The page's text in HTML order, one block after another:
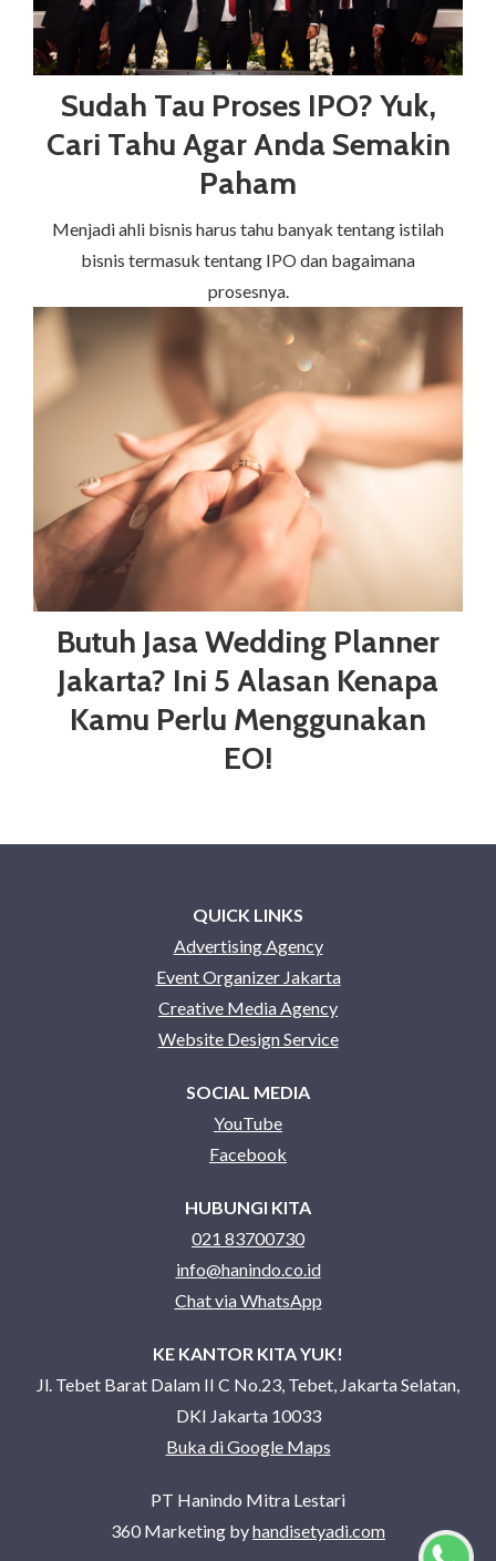
Sudah Tau Proses IPO? Yuk,
Cari Tahu Agar Anda Semakin
Paham
Menjadi ahli bisnis harus tahu banyak tentang istilah
bisnis termasuk tentang IPO dan bagaimana
prosesnya.
Butuh Jasa Wedding Planner
Jakarta? Ini 5 Alasan Kenapa
Kamu Perlu Menggunakan
EO!
QUICK LINKS
Advertising Agency
Event Organizer Jakarta
Creative Media Agency
Website Design Service
SOCIAL MEDIA
YouTube
Facebook
HUBUNGI KITA
021 83700730
info@hanindo.co.id
Chat via WhatsApp
KE KANTOR KITA YUK!
Jl. Tebet Barat Dalam II C No.23, Tebet, Jakarta Selatan,
DKI Jakarta 10033
Buka di Google Maps
PT Hanindo Mitra Lestari
360 Marketing byhandisetyadi.com